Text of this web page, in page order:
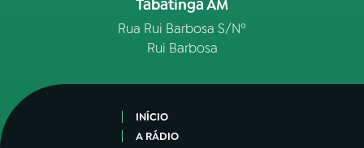
Tabatinga AM
Rua Rui Barbosa S/Nº
Rui Barbosa
INÍCIO
A RÁDIO